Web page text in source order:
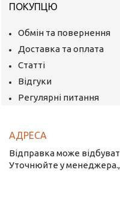
ПОКУПЦЮ
Обмін та повернення
Доставка та оплата
Статті
Відгуки
Регулярні питання
Відправка може
Уточнюйте у менеджера.,